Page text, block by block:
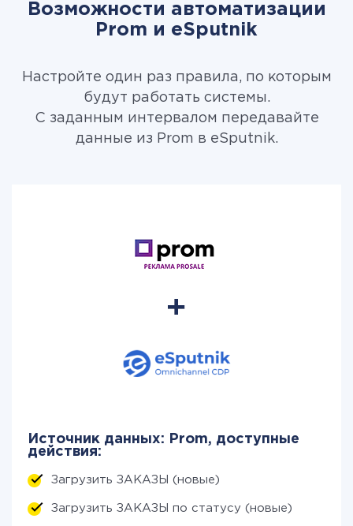
Возможности автоматизации
Prom и eSputnik
Настройте один раз правила, по которым
будут работать системы.
С заданным интервалом передавайте
данные из Prom в eSputnik.
Источник данных: Prom, доступные
действия:
Загрузить ЗАКАЗЫ (новые)
Загрузить ЗАКАЗЫ по статусу (новые)